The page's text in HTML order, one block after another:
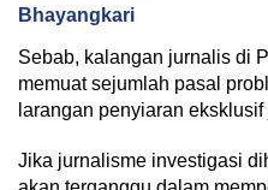
Bhayangkari
Sebab, kalangan jurnalis di
memuat sejumlah pasal
larangan penyiaran
Jika jurnalisme investigasi